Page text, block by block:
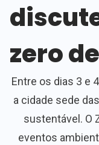
zero
Entre os dias 3 e
a cidade sede
sustentável. O
eventos